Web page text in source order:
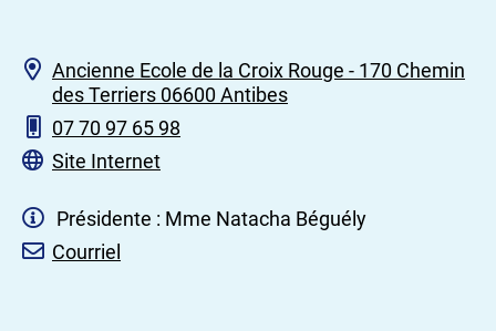
Ancienne Ecole de la Croix Rouge - 170 Chemin
des Terriers 06600 Antibes
07 70 97 65 98
Site Internet
Présidente : Mme Natacha Béguély
Courriel